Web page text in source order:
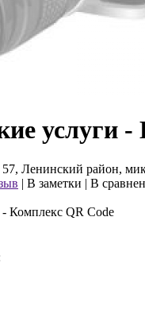
услуги
Ленинский район,
| В заметки | В